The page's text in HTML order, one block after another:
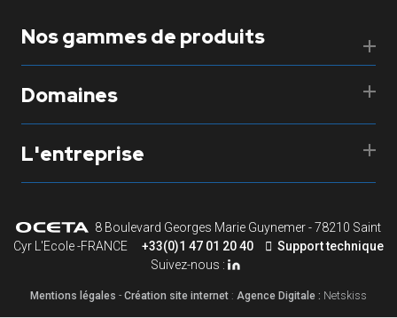
Nos gammes de produits
Domaines
L'entreprise
8 Boulevard Georges Marie Guynemer - 78210 Saint
Cyr L'Ecole -FRANCE
+33(0)1 47 01 20 40
Support technique
Suivez-nous :
Mentions légales - Création site internet : Agence Digitale : Netskiss